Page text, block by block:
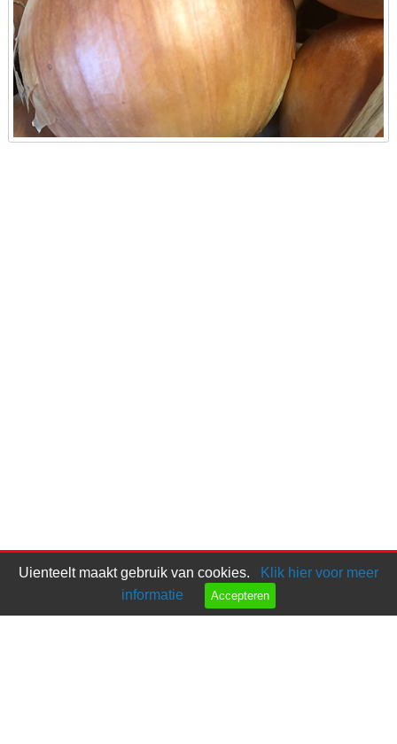
Uienteelt maakt gebruik van cookies.
Klik hier voor meer
informatie
Accepteren